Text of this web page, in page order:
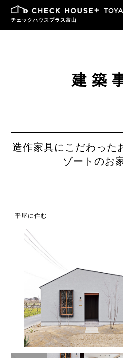
チェックハウスプラス富山
建築
造作家具にこだわった
ゾートのお
平屋に住む